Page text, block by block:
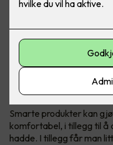
brytere, blir mer og
både komforten og
Smarte produkter kan
komfortabel, i tillegg til å
hadde. I tillegg får man